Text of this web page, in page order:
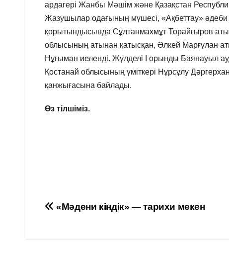
ардагері Жанбы Мәшім және Қазақстан
Жазушылар одағының мүшесі, «Ақбеттау»
қорытындысында Сұлтанмахмұт Торайғыров
облысының атынан қатысқан, Әлкей Марғұлан
Нұғыман иеленді. Жүлделі І орынды Баянауыл
Қостанай облысының үміткері Нұрсұлу
қанжығасына байлады.
Өз тілшіміз.
Навигация
«Мәдени кіндік» — тарихи мекен